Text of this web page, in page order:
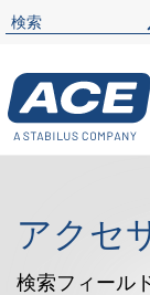
アクセ
検索フィール